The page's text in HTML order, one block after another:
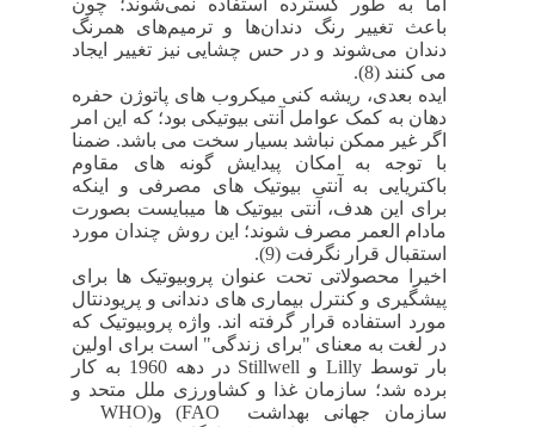
اما به طور گسترده استفاده نمی‌شوند؛ چون
باعث تغییر رنگ دندان‌ها و ترمیم‌های همرنگ
دندان می‌شوند و در حس چشایی نیز تغییر ایجاد
می کنند (8).
ایده بعدی، ریشه کنی میکروب های پاتوژن حفره
دهان به کمک عوامل آنتی بیوتیکی بود؛ که این امر
اگر غیر ممکن نباشد بسیار سخت می باشد. ضمنا
با توجه به امکان پیدایش گونه های مقاوم
باکتریایی به آنتی بیوتیک های مصرفی و اینکه
برای این هدف، آنتی بیوتیک ها میبایست بصورت
مادام العمر مصرف شوند؛ این روش چندان مورد
استقبال قرار نگرفت (9).
اخیرا محصولاتی تحت عنوان پروبیوتیک ها برای
پیشگیری و کنترل بیماری های دندانی و پریودنتال
مورد استفاده قرار گرفته اند. واژه پروبیوتیک که
در لغت به معنای "برای زندگی" است برای اولین
بار توسطLillyو Stillwell
در دهه 1960 به کار
برده شد؛ سازمان غذا و کشاورزی ملل متحد و
سازمان جهانی بهداشت(FAOو
WHO)